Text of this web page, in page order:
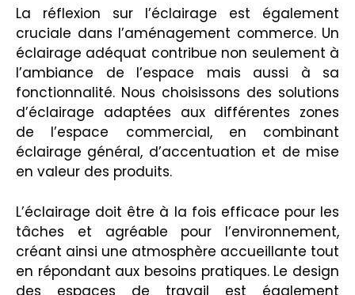
La réflexion sur l’éclairage est également
cruciale dans l’aménagement commerce. Un
éclairage adéquat contribue non seulement à
l’ambiance de l’espace mais aussi à sa
fonctionnalité. Nous choisissons des solutions
d’éclairage adaptées aux différentes zones
de l’espace commercial, en combinant
éclairage général, d’accentuation et de mise
en valeur des produits.
L’éclairage doit être à la fois efficace pour les
tâches et agréable pour l’environnement,
créant ainsi une atmosphère accueillante tout
en répondant aux besoins pratiques. Le design
des espaces de travail est également